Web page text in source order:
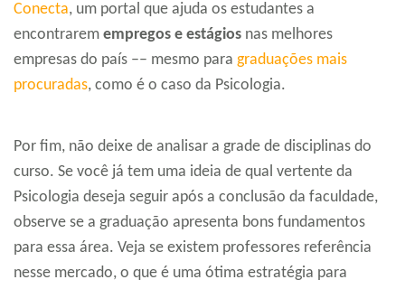
Conecta, um portal que ajuda os estudantes a
encontrarem empregos e estágios nas melhores
empresas do país –– mesmo para graduações mais
procuradas, como é o caso da Psicologia.
Por fim, não deixe de analisar a grade de disciplinas do
curso. Se você já tem uma ideia de qual vertente da
Psicologia deseja seguir após a conclusão da faculdade,
observe se a graduação apresenta bons fundamentos
para essa área. Veja se existem professores referência
nesse mercado, o que é uma ótima estratégia para